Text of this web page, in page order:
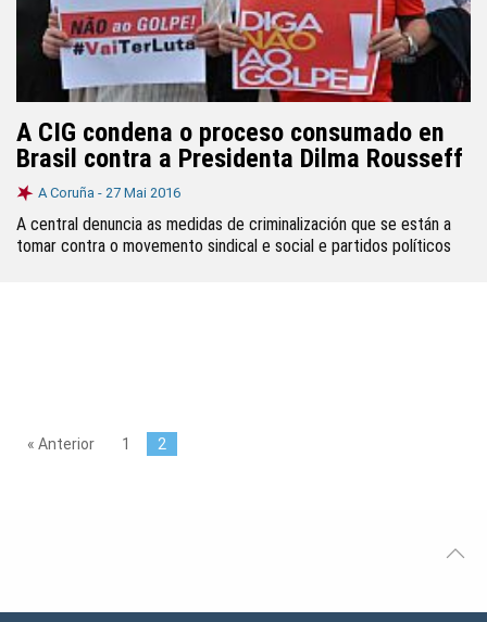
A CIG condena o proceso consumado en
Brasil contra a Presidenta Dilma Rousseff
A Coruña - 27 Mai 2016
A central denuncia as medidas de criminalización que se están a
tomar contra o movemento sindical e social e partidos políticos
« Anterior 1 2